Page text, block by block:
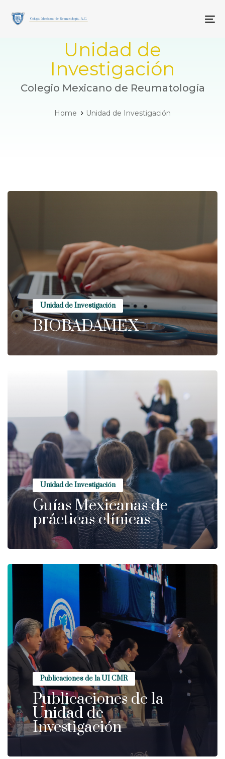
links
primary
Unidad de
Investigación
Colegio Mexicano de Reumatología
Home Unidad de Investigación
Unidad de Investigación
BIOBADAMEX
Unidad de Investigación
Guías Mexicanas de
prácticas clínicas
Publicaciones de la UI CMR
Publicaciones de la
Unidad de
Investigación